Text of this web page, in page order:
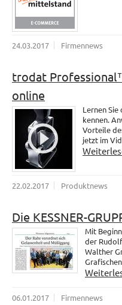
24.03.2017 Firmennews
trodat
online
Lernen
kennen.
Vorteile
jetzt im
22.02.2017 Produktnews
Die KESSNER-
Mit
der
Walther
06.01.2017 Firmennews